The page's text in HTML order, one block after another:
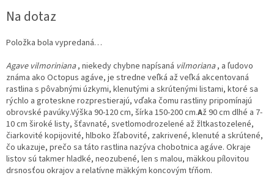
cena:
Na dotaz
Položka bola vypredaná…
Agave vilmoriniana, niekedy chybne napísaná vilmoriana, a ľudovo
známa ako Octopus agáve, je stredne veľká až veľká akcentovaná
rastlina s pôvabnými úzkymi, klenutými a skrútenými listami, ktoré sa
rýchlo a groteskne rozprestierajú, vďaka čomu rastliny pripomínajú
obrovské pavúky.Výška 90-120 cm, šírka 150-200 cm.Až 90 cm dlhé a 7-
10 cm široké listy, šťavnaté, svetlomodrozelené až žltkastozelené,
čiarkovité kopijovité, hlboko žľabovité, zakrivené, klenuté a skrútené,
čo ukazuje, prečo sa táto rastlina nazýva chobotnica agáve. Okraje
listov sú takmer hladké, neozubené, len s malou, mäkkou pílovitou
drsnosťou okrajov a relatívne mäkkým koncovým tŕňom.